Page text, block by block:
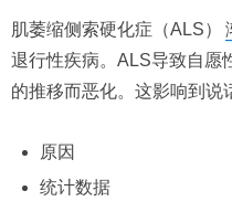
肌萎缩侧索硬化症（ALS）
退行性疾病。ALS导致自愿
的推移而恶化。这影响到说
原因
统计数据